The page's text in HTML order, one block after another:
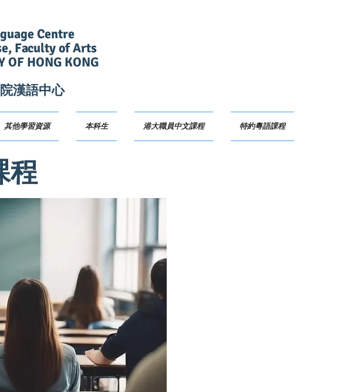
Centre
Faculty of Arts
OF HONG KONG
漢語中心
其他學習資源 本科生 港大職員中文課程 特約粵語課程
程